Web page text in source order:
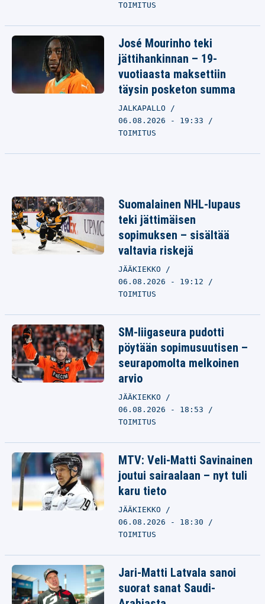
TOIMITUS
José Mourinho teki
jättihankinnan – 19-
vuotiaasta maksettiin
täysin posketon summa
JALKAPALLO
06.08.2026 - 19:33
TOIMITUS
Suomalainen NHL-lupaus
teki jättimäisen
sopimuksen – sisältää
valtavia riskejä
JÄÄKIEKKO
06.08.2026 - 19:12
TOIMITUS
SM-liigaseura pudotti
pöytään sopimusuutisen –
seurapomolta melkoinen
arvio
JÄÄKIEKKO
06.08.2026 - 18:53
TOIMITUS
MTV: Veli-Matti Savinainen
joutui sairaalaan – nyt tuli
karu tieto
JÄÄKIEKKO
06.08.2026 - 18:30
TOIMITUS
Jari-Matti Latvala sanoi
suorat sanat Saudi-